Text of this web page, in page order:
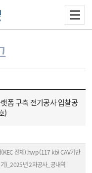
폼 구축 전기공사 입찰공
)
전체).hwp (117 kb)CAV기반
)_2025년 2차공사_공내역